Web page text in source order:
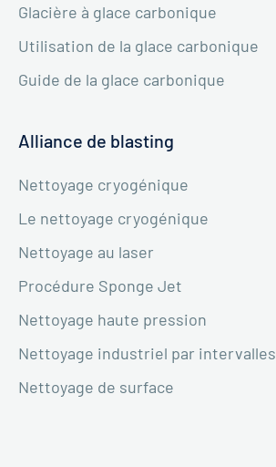
Glacière à glace carbonique
Utilisation de la glace carbonique
Guide de la glace carbonique
Alliance de blasting
Nettoyage cryogénique
Le nettoyage cryogénique
Nettoyage au laser
Procédure Sponge Jet
Nettoyage haute pression
Nettoyage industriel par intervalles
Nettoyage de surface